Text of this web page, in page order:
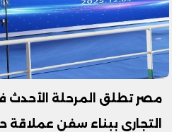
مصر تطلق المرحلة الأحدث